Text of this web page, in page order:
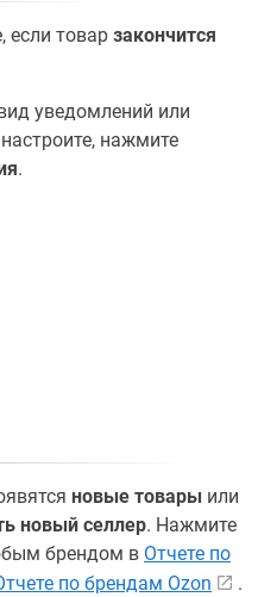
если товар закончится
уведомлений или
нажмите
.
новые товары или
новый селлер. Нажмите
брендом в Отчете по
по брендам Ozon .